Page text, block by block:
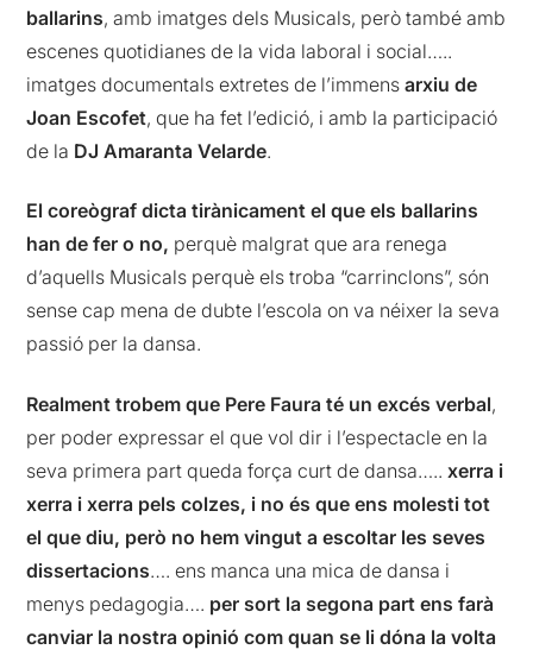
ballarins, amb imatges dels Musicals, però també amb
escenes quotidianes de la vida laboral i social…..
imatges documentals extretes de l’immensarxiu de
Joan Escofet, que ha fet l’edició, i amb la participació
de la DJ Amaranta Velarde.
El coreògraf dicta tirànicament el que els ballarins
han de fer o no, perquè malgrat que ara renega
d’aquells Musicals perquè els troba “carrinclons”, són
sense cap mena de dubte l’escola on va néixer la seva
passió per la dansa.
Realment trobem que Pere Faura té un excés verbal,
per poder expressar el que vol dir i l’espectacle en la
seva primera part queda força curt de dansa…..xerra i
xerra i xerra pels colzes, i no és que ens molesti tot
el que diu, però no hem vingut a escoltar les seves
dissertacions…. ens manca una mica de dansa i
menys pedagogia…. per sort la segona part ens farà
canviar la nostra opinió com quan se li dóna la volta